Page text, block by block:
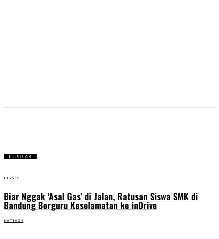
POPULAR
BISNIS
Biar Nggak ‘Asal Gas’ di Jalan, Ratusan Siswa SMK di
Bandung Berguru Keselamatan ke inDrive
KATIV24